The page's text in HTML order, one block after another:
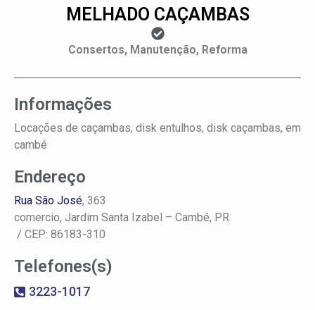
MELHADO CAÇAMBAS
Consertos, Manutenção, Reforma
Informações
Locações de caçambas, disk entulhos, disk caçambas, em
cambé
Endereço
Rua São José, 363
comercio, Jardim Santa Izabel – Cambé, PR
/ CEP: 86183-310
Telefones(s)
3223-1017